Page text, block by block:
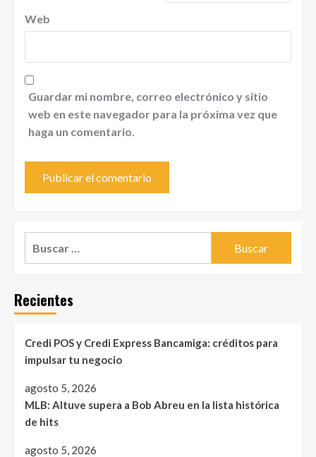
Web
Guardar mi nombre, correo electrónico y sitio
web en este navegador para la próxima vez que
haga un comentario.
Recientes
Credi POS y Credi Express Bancamiga: créditos para
impulsar tu negocio
agosto 5, 2026
MLB: Altuve supera a Bob Abreu en la lista histórica
de hits
agosto 5, 2026